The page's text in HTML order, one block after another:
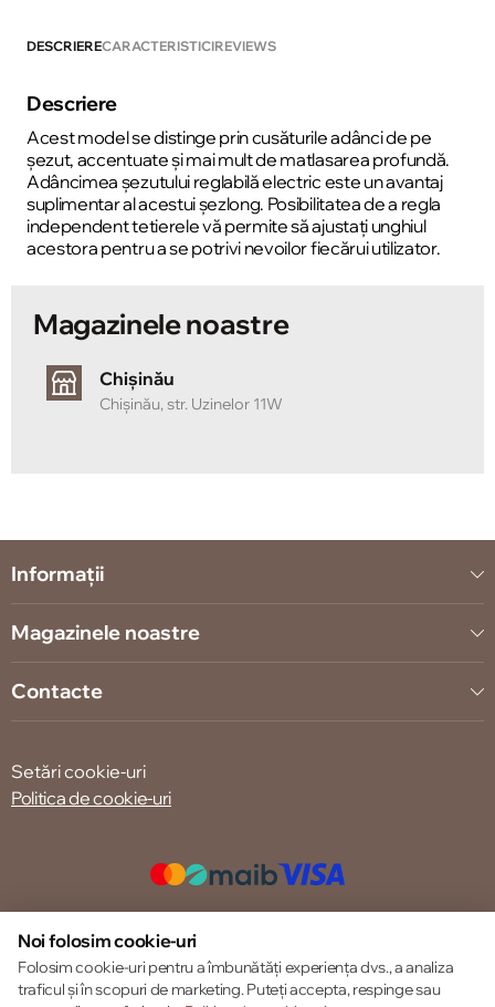
DESCRIERECARACTERISTICIREVIEWS
Descriere
Acest model se distinge prin cusăturile adânci de pe
șezut, accentuate și mai mult de matlasarea profundă.
Adâncimea șezutului reglabilă electric este un avantaj
suplimentar al acestui șezlong. Posibilitatea de a regla
independent tetierele vă permite să ajustați unghiul
acestora pentru a se potrivi nevoilor fiecărui utilizator.
Magazinele noastre
Chișinău
Chișinău, str. Uzinelor 11W
Informații
Magazinele noastre
Contacte
Setări cookie-uri
Politica de cookie-uri
© 2013 – 2026 ECOM
Noi folosim cookie-uri
Folosim cookie-uri pentru a îmbunătăți experiența dvs., a analiza
traficul și în scopuri de marketing. Puteți accepta, respinge sau